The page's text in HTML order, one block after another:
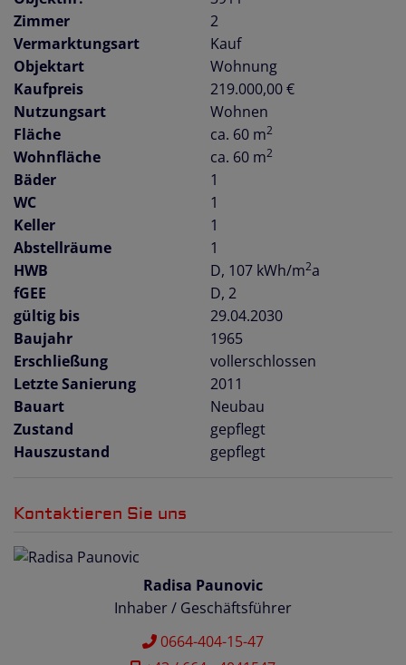
Zimmer
2
Vermarktungsart
Kauf
Objektart
Wohnung
Kaufpreis
219.000,00 €
Nutzungsart
Wohnen
Fläche
ca. 60 m2
Wohnfläche ca. 60 m2
Bäder
1
WC
1
Keller
1
Abstellräume
1
HWB
D, 107 kWh/m2a
fGEE
D, 2
gültig bis
29.04.2030
Baujahr
1965
Erschließung
vollerschlossen
Letzte Sanierung
2011
Bauart
Neubau
Zustand
gepflegt
Hauszustand
gepflegt
Kontaktieren Sie uns
Radisa Paunovic
Inhaber / Geschäftsführer
0664-404-15-47